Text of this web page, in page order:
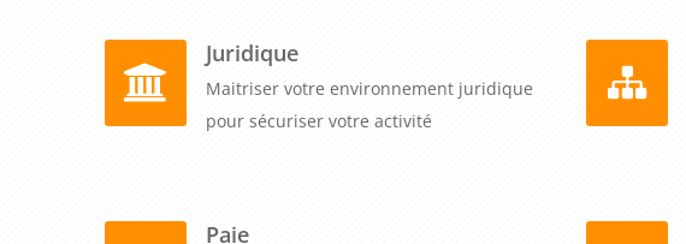
Juridique
Maitriser votre environnement juridique
pour sécuriser votre activité
Paie